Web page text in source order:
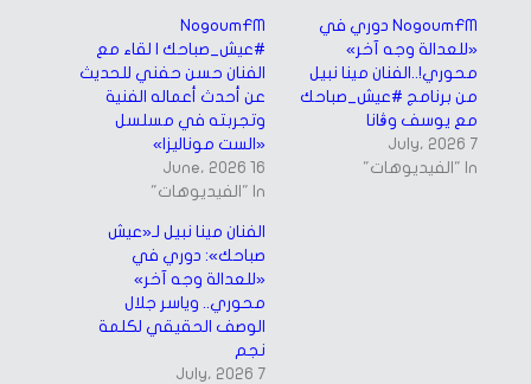
window)
window)
NogoumFM
#عيش_صباحك | لقاء مع
الفنان حسن حفني للحديث
عن أحدث أعماله الفنية
وتجربته في مسلسل
«الست موناليزا»
16 June، 2026
In "الفيديوهات"
NogoumFM دوري في
«للعدالة وجه آخر»
محوري!..الفنان مينا نبيل
من برنامج #عيش_صباحك
مع يوسف وڤانا
7 July، 2026
In "الفيديوهات"
الفنان مينا نبيل لـ«عيش
صباحك»: دوري في
«للعدالة وجه آخر»
محوري.. وياسر جلال
الوصف الحقيقي لكلمة
نجم
7 July، 2026